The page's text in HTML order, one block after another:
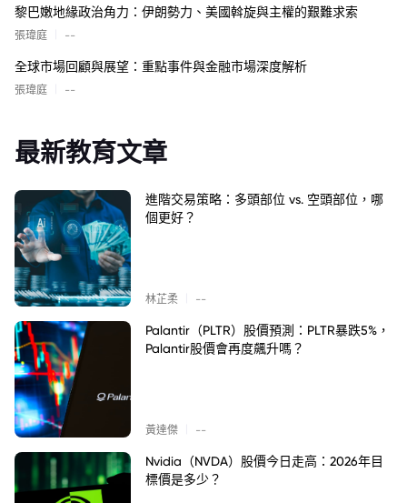
黎巴嫩地緣政治角力：伊朗勢力、美國斡旋與主權的艱難求索
張瑋庭 --
全球市場回顧與展望：重點事件與金融市場深度解析
張瑋庭 --
最新教育文章
進階交易策略：多頭部位 vs. 空頭部位，哪
個更好？
林芷柔 --
Palantir（PLTR）股價預測：PLTR暴跌5%，
Palantir股價會再度飆升嗎？
黃達傑 --
Nvidia（NVDA）股價今日走高：2026年目
標價是多少？